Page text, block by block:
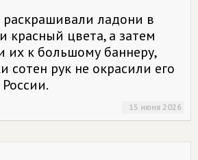
ладони в
красный цвета, а затем
их к большому баннеру,
сотен рук не окрасили его
15 июня 2026